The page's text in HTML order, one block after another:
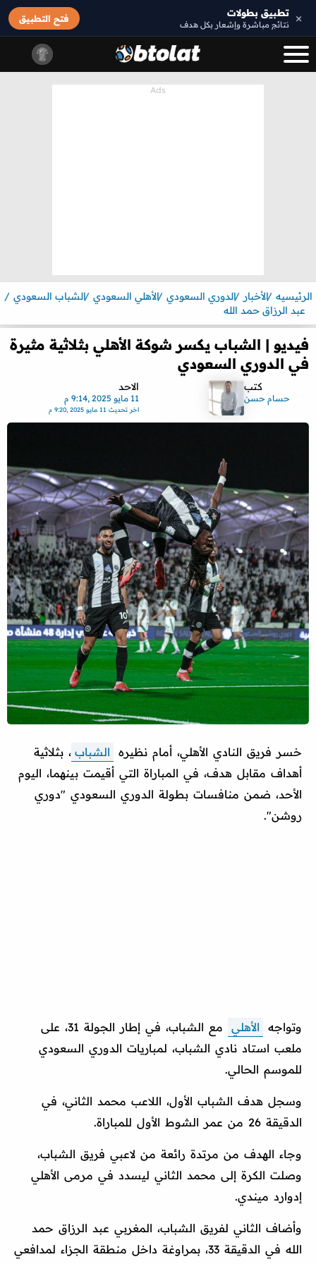
× تطبيق بطولات
نتائج مباشرة وإشعار بكل هدف
فتح التطبيق
الرئيسيه الأخبار الدوري السعودي الأهلي السعودي الشباب السعودي
عبد الرزاق حمد الله
فيديو | الشباب يكسر شوكة الأهلي بثلاثية مثيرة
في الدوري السعودي
كتب
حسام حسن
الاحد
11 مايو 2025 ,9:14 م
اخر تحديث 11 مايو 2025 ,9:20 م
خسر فريق النادي الأهلي، أمام نظيره الشباب ، بثلاثية
أهداف مقابل هدف، في المباراة التي أقيمت بينهما، اليوم
الأحد، ضمن منافسات بطولة الدوري السعودي "دوري
روشن".
وتواجه الأهلي
مع الشباب، في إطار الجولة 31، على
ملعب استاد نادي الشباب، لمباريات الدوري السعودي
للموسم الحالي.
وسجل هدف الشباب الأول، اللاعب محمد الثاني، في
الدقيقة 26 من عمر الشوط الأول للمباراة.
وجاء الهدف من مرتدة رائعة من لاعبي فريق الشباب،
وصلت الكرة إلى محمد الثاني ليسدد في مرمى الأهلي
إدوارد ميندي.
وأضاف الثاني لفريق الشباب، المغربي عبد الرزاق حمد
الله في الدقيقة 33، بمراوغة داخل منطقة الجزاء لمدافعي